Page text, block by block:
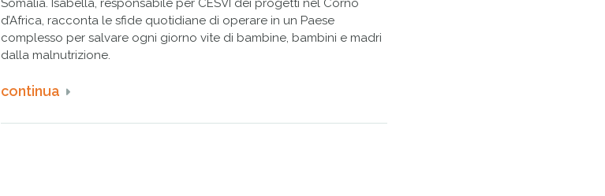
Somalia. Isabella, responsabile per CESVI dei progetti nel Corno
d’Africa, racconta le sfide quotidiane di operare in un Paese
complesso per salvare ogni giorno vite di bambine, bambini e madri
dalla malnutrizione.
continua